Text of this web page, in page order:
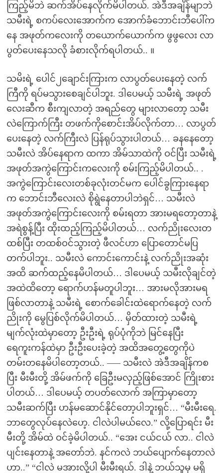
ကြည့်မိဘဲ ဆက်အိပ်နေလိုက်မိပါတယ်. အဲဒီအချိန်မျာဘဲ
သမီးရဲ့ စကပ်လေးအောက်က အောက်ခံဘောင်းဘီပေါ်က
နေ အဖုတ်ကလေးကို တယောက်ယောက်က ဖွဖွလေး လာ
ပွတ်ပေးနေသလို ခံစားလိုက်ရပါတယ်.. ။
သမိးရဲ့ ပေါင်၂ချောင်းကြားက လာပွတ်ပေးနေတဲ့ လက်
ကြီကို ရပ်မသွားစေချင်ပါဘူး. ဒါပေမယ့် သမီးရဲ့ အဖုတ်
လေးဆီက စီးကျလာတဲ့ အရည်တွေ များလာတော့ သမီး
လဲကြောက်ကြီး တဖက်ကိုစောင်းအိပ်လိုက်တာ… လာပွတ်
ပေးနေတဲ့ လက်ကြီးလဲ ပြန်ရုပ်သွားပါတယ်… ခနနေတော့
သမီးလဲ အိပ်နေရာက ထကာ အိမ်သာထဲကို ဝင်ပြီး သမီးရဲ့
အဖုတ်အကွဲကြောင်းကလေးကို စမ်းကြည့်မိပါတယ်.. .
အကွဲကြောင်းလေးတစ်ခုလုံးတင်မက ပေါင်ခွကြားနေရာ
က ဘောင်းဘီလေးလဲ စိုရွဲနေတာပါဘဲရှင်… သမီးလဲ
အဖုတ်အကွဲကြောင်းလေးကို စမ်းရတာ အားမရတော့တာနဲ့
အရဲစွန့်ပြီး ထိုးထည့်ကြည့်မိပါတယ်… လက်ညိုးလေးတ
ထစ်ပြီး တထစ်ဝင်သွားတဲ့ ဖီလင်ဟာ ပြောတောင်မပြ
တက်ပါဘူး.. သမီးလဲ ကောင်းကောင်းနဲ့ လက်ညိုးအဆုံး
အထိ ဆက်ထည့်နေမိပါတယ်… ဒါပေမယ့် သမီးလိုချင်တဲ့
အထဲထိတော့ ရောက်ဟန်မတူပါဘူး… အားမလိုအားမရ
ဖြစ်လာတာနဲ့ သမီးရဲ့ စောက်ခေါင်းထဲရောက်နေတဲ့ လက်
ညိုးကို မွေပြစ်လိုက်မိပါတယ်… မှိတ်ထားတဲ့ သမီးရဲ့
မျက်လုံးထဲမှာတော့ ဦးဦးရဲ့ ရုပ်ပုံကိုဘဲ မြင်နေပြီး
ရေကူးကန်ထဲမှာ ဦးဦးပေးခဲ့တဲ့ အထိအတွေ့တွေကိုပဲ
တမ်းတနေမိပါတော့တယ်.. —– သမီးလဲ အဲဒီအချိန်ကစ
ပြီး မီးမီးတို့ အိမ်ဖက်ကို ခြေဦးမလှည့်ဖြစ်အောင် ကြိုးစား
ပါတယ်… ဒါပေမယ့် တပတ်လောက် အကြာမှာတော့
သမီးဆက်ပြီး ဟန်မဆောင်နိုင်တော့ပါဘူးရှင်… “မီးမီးရေ.
ဘာတွေလုပ်နေလဲဟေ့. ငါလဲပါမယ်လေ.” လို့ပြောရင်း မီး
မီးတို့ အိမ်ထဲ ဝင်ခဲ့မိပါတယ်.. “အေး ငယ်ငယ် လာ.. ငါလဲ
ပျင်းနေတာနဲ့ အတော်ဘဲ. နင်ကလဲ ဘယ်ပျောက်နေတာလဲ
ဟာ..” “ငါလဲ မအားလို့ပါ မီးမီးရယ်. ဒါနဲ့ ဘယ်သူမှ မရှိ